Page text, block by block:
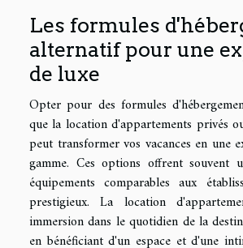
Les formules
alternatif pour une
de luxe
Opter pour des formules
que la location d'appartements privés
peut transformer vos vacances en une
gamme. Ces options offrent souvent
équipements comparables aux
prestigieux. La location
immersion dans le quotidien de la
en bénéficiant d'un espace et d'une